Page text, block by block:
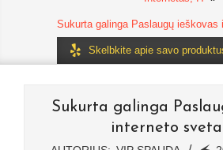
Sukurta galinga Paslaugų ieškovas
Skelbkite apie savo
Sukurta galinga
interneto